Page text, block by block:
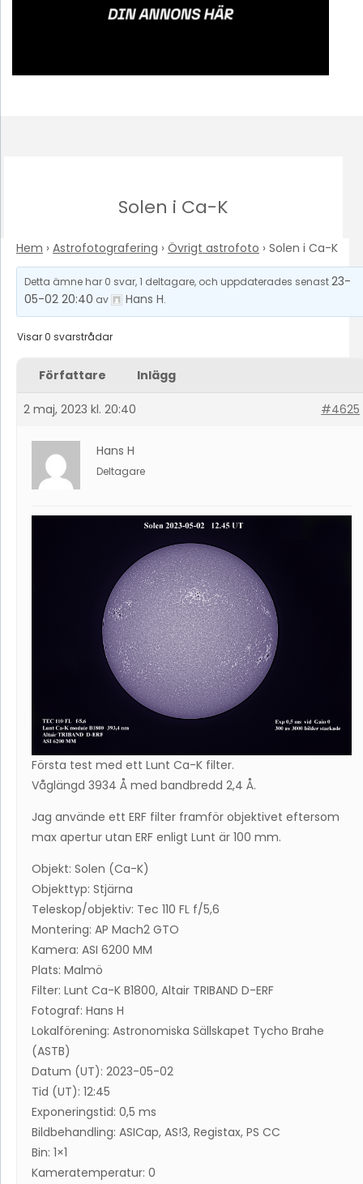
Solen i Ca-K
Hem › Astrofotografering › Övrigt astrofoto › Solen i Ca-K
Detta ämne har 0 svar, 1 deltagare, och uppdaterades senast23-
05-02 20:40 av Hans H.
Visar 0 svarstrådar
Författare Inlägg
2 maj, 2023 kl. 20:40 #4625
Hans H
Deltagare
Första test med ett Lunt Ca-K filter.
Våglängd 3934 Å med bandbredd 2,4 Å.
Jag använde ett ERF filter framför objektivet eftersom
max apertur utan ERF enligt Lunt är 100 mm.
Objekt: Solen (Ca-K)
Objekttyp: Stjärna
Teleskop/objektiv: Tec 110 FL f/5,6
Montering: AP Mach2 GTO
Kamera: ASI 6200 MM
Plats: Malmö
Filter: Lunt Ca-K B1800, Altair TRIBAND D-ERF
Fotograf: Hans H
Lokalförening: Astronomiska Sällskapet Tycho Brahe
(ASTB)
Datum (UT): 2023-05-02
Tid (UT): 12:45
Exponeringstid: 0,5 ms
Bildbehandling: ASICap, AS!3, Registax, PS CC
Bin: 1×1
Kameratemperatur: 0